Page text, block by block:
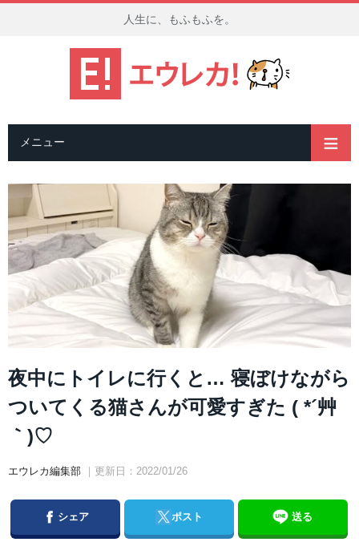
人生に、もふもふを。
メニュー
夜中にトイレに行くと… 寝ぼけながら
ついてくる猫さんが可愛すぎた ( *´艸
｀)♡
エウレカ編集部 ｜更新日：2022/01/26
Facebook
シェア Twitterポスト 送る